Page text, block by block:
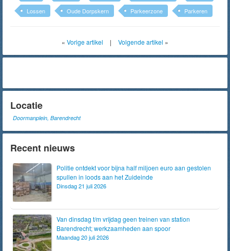
Lossen
Oude Dorpskern Parkeerzone Parkeren
« Vorige artikel | Volgende artikel »
Locatie
Doormanplein, Barendrecht
Recent nieuws
Politie ontdekt voor bijna half miljoen euro aan gestolen
spullen in loods aan het Zuideinde
Dinsdag 21 juli 2026
Van dinsdag t/m vrijdag geen treinen van station
Barendrecht; werkzaamheden aan spoor
Maandag 20 juli 2026